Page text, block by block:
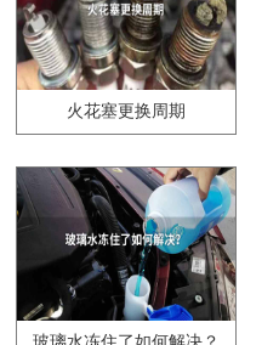
火花塞更换周期